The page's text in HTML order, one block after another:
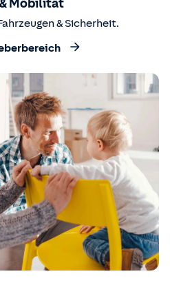
Mobilität
& Sicherheit.